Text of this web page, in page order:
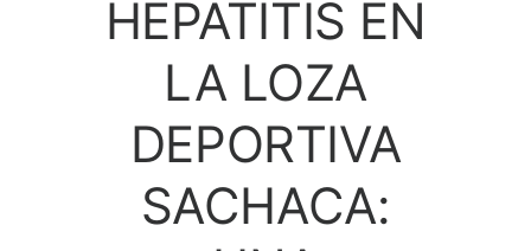
HEPATITIS EN
LA LOZA
DEPORTIVA
SACHACA: